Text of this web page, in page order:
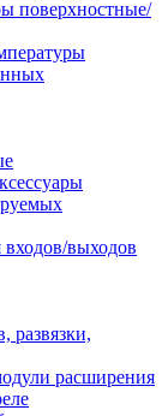
поверхностные/
выходов
развязки,
расширения